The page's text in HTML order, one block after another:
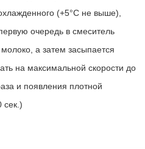
(+5°С не выше),
очередь в смеситель
а затем засыпается
на максимальной скорости до
и появления плотной
сек.)